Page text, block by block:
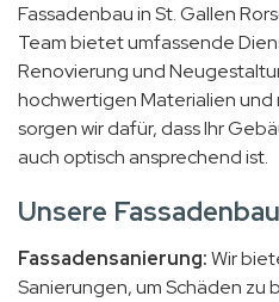
Fassadenbau in St. Gallen
Team bietet umfassende
Renovierung und
hochwertigen Materialien
sorgen wir dafür, dass Ihr
auch optisch ansprechend ist.
Unsere
Fassadensanierung:Wir
Sanierungen, um Schäden zu